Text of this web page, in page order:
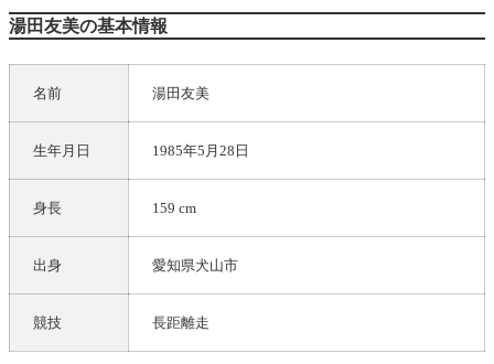
湯田友美の基本情報
名前 湯田友美
生年月日 1985年5月28日
身長 159 cm
出身 愛知県犬山市
競技 長距離走